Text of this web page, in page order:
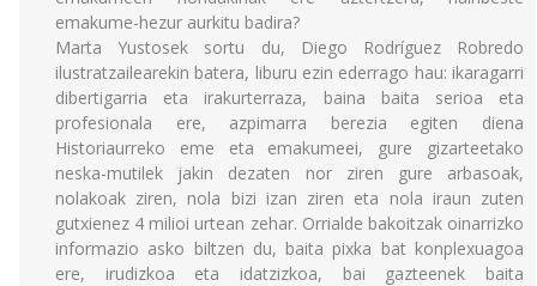
emakume-hezur aurkitu badira?
Marta Yustosek sortu du, Diego Rodríguez Robredo
ilustratzailearekin batera, liburu ezin ederrago hau: ikaragarri
dibertigarria eta irakurterraza, baina baita serioa eta
profesionala ere, azpimarra berezia egiten diena
Historiaurreko eme eta emakumeei, gure gizarteetako
neska-mutilek jakin dezaten nor ziren gure arbasoak,
nolakoak ziren, nola bizi izan ziren eta nola iraun zuten
gutxienez 4 milioi urtean zehar. Orrialde bakoitzak oinarrizko
informazio asko biltzen du, baita pixka bat konplexuagoa
ere, irudizkoa eta idatzizkoa, bai gazteenek baita